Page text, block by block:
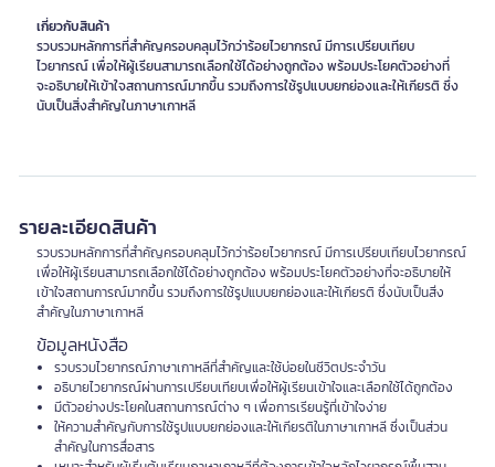
เกี่ยวกับสินค้า
รวบรวมหลักการที่สำคัญครอบคลุมไว้กว่าร้อยไวยากรณ์ มีการเปรียบเทียบ
ไวยากรณ์ เพื่อให้ผู้เรียนสามารถเลือกใช้ได้อย่างถูกต้อง พร้อมประโยคตัวอย่างที่
จะอธิบายให้เข้าใจสถานการณ์มากขึ้น รวมถึงการใช้รูปแบบยกย่องและให้เกียรติ ซึ่ง
นับเป็นสิ่งสำคัญในภาษาเกาหลี
รายละเอียดสินค้า
รวบรวมหลักการที่สำคัญครอบคลุมไว้กว่าร้อยไวยากรณ์ มีการเปรียบเทียบไวยากรณ์
เพื่อให้ผู้เรียนสามารถเลือกใช้ได้อย่างถูกต้อง พร้อมประโยคตัวอย่างที่จะอธิบายให้
เข้าใจสถานการณ์มากขึ้น รวมถึงการใช้รูปแบบยกย่องและให้เกียรติ ซึ่งนับเป็นสิ่ง
สำคัญในภาษาเกาหลี
ข้อมูลหนังสือ
รวบรวมไวยากรณ์ภาษาเกาหลีที่สำคัญและใช้บ่อยในชีวิตประจำวัน
อธิบายไวยากรณ์ผ่านการเปรียบเทียบเพื่อให้ผู้เรียนเข้าใจและเลือกใช้ได้ถูกต้อง
มีตัวอย่างประโยคในสถานการณ์ต่าง ๆ เพื่อการเรียนรู้ที่เข้าใจง่าย
ให้ความสำคัญกับการใช้รูปแบบยกย่องและให้เกียรติในภาษาเกาหลี ซึ่งเป็นส่วน
สำคัญในการสื่อสาร